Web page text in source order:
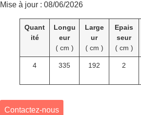
Mise à jour : 08/06/2026
Quant
ité
Longu
eur
( cm )
Large
ur
( cm )
Epais
seur
( cm )
4 335 192 2
Contactez-nous